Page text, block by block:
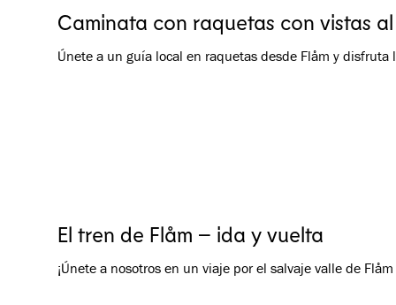
Caminata con raquetas con vistas
Únete a un guía local en raquetas desde Flåm y
El tren de Flåm – ida y vuelta
¡Únete a nosotros en un viaje por el salvaje valle de